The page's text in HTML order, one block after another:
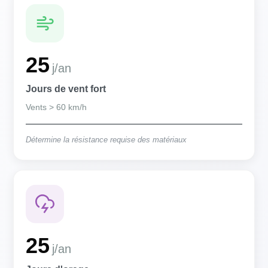
25 j/an
Jours de vent fort
Vents > 60 km/h
Détermine la résistance requise des matériaux
25 j/an